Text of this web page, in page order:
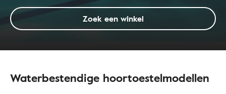
Zoek een winkel
Waterbestendige hoortoestelmodellen